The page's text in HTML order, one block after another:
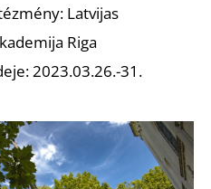
Latvijas
Riga
2023.03.26.-31.